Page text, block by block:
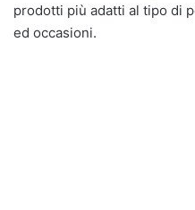
prodotti più adatti al tipo di
ed occasioni.